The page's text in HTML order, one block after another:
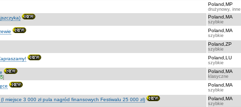
Poland,MP
drużynowy, inne
Poland,MA
szybkie
Poland,MA
szybkie
Poland,ZP
szybkie
Poland,LU
szybkie
]
Poland,MA
klasyczne
Poland,MA
szybkie
miejsce 3 000 zł pula nagród finansowych Festiwalu 25 000 zł) Poland,MA
szybkie